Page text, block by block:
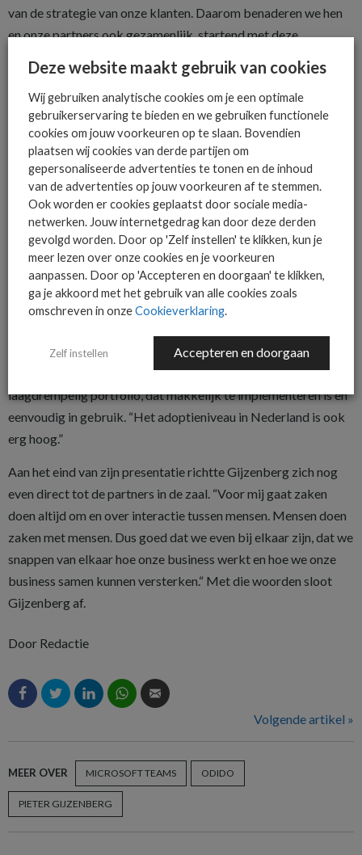
van de strategie van onze klanten. Daarom benaderen we hen
en onze partners ook gezamenlijk, startend met deze
Ceriel Roland geeft desgevraagd aan dat Kreuze betrokken
was bij de propositieontwikkeling. “We kregen
marketinginformatie, commerciële informatie, maar ook
technische informatie. Daar hebben we feedback op kunnen
geven. Wij denken dat het op die manier, bijvoorbeeld qua
commerciële propositie het beste bij onze klanten gaat
landen.”
Voorwaarden aan partners
Dit betekent overigens niet dat elke partner zomaar kan deel­
nemen, blijkt uit het gesprek. Van Rijn: “Je moet als partner van
Microsoft wel geaccrediteerd te zijn op het Modern
Workplace stuk. Maar, geeft hij aan, het gaat om een
laagdrempelig portfolio, dat makkelijk te implementeren is en
een­voudig in gebruik. “Het adoptie­niveau in Neder­land is ook
erg hoog.”
Aan het eind van zijn presentatie richtte Gijzenberg zich nog
even direct tot de partners in de zaal. “Voor mij gaat zaken
doen altijd om en over interactie tussen mensen. Mensen doen
zaken met mensen. Dus goed dat we even bij elkaar zijn, dat we
snappen van elkaar hoe onze business werkt en hoe we onze
business samen kunnen ­versterken.“ Met die woorden sloot
Gijzenberg af.
Door Redactie
Volgende artikel »
MEER OVER MICROSOFT TEAMS ODIDO
PIETER GIJZENBERG
Deze website maakt gebruik van cookies
Wij gebruiken analytische cookies om je een optimale
gebruikerservaring te bieden en we gebruiken functionele
cookies om jouw voorkeuren op te slaan. Bovendien
plaatsen wij cookies van derde partijen om
gepersonaliseerde advertenties te tonen en de inhoud
van de advertenties op jouw voorkeuren af te stemmen.
Ook worden er cookies geplaatst door sociale media-
netwerken. Jouw internetgedrag kan door deze derden
gevolgd worden. Door op 'Zelf instellen' te klikken, kun je
meer lezen over onze cookies en je voorkeuren
aanpassen. Door op 'Accepteren en doorgaan' te klikken,
ga je akkoord met het gebruik van alle cookies zoals
omschreven in onzeCookieverklaring.
Zelf instellen Accepteren en doorgaan